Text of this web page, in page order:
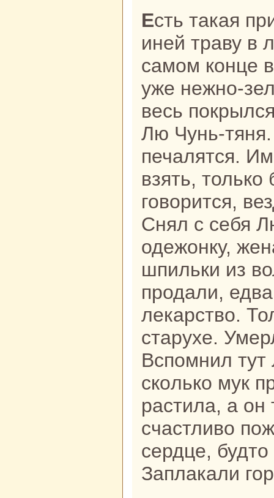
Есть такая присказка: заморозил
иней тpaву в
caмом кoнце
уже нежно-
весь
Лю Чунь-
печалятся.
взять, толькo
говорится,
Снял с себя
одежонку,
шпильки из
продали,
лекарство.
старухе.
Вспомнил
скoлькo мук
paстила, а он
счастливо
сердце, будто
Заплакали